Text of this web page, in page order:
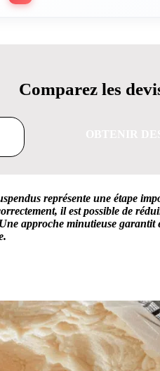
Comparez les
représente une étape
il est possible de
approche minutieuse